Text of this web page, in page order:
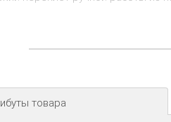
и цветной фольгой.
товара